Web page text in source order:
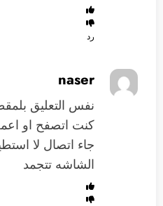
رد
naser
نفس التعليق
كنت اتصفح او
جاء اتصال لا
الشاشه تتجمد